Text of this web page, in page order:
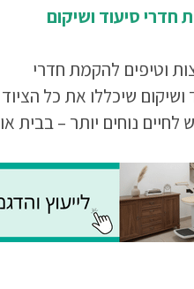
חדרי סיעוד ושיקום
וטיפים להקמת חדרי
ושיקום שיכללו את כל הציוד
לחיים נוחים יותר – בבית או